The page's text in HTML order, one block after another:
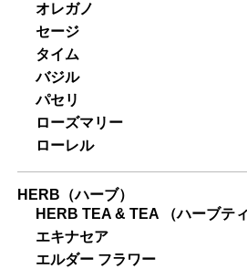
オレガノ
セージ
タイム
バジル
パセリ
ローズマリー
ローレル
HERB（ハーブ）
HERB TEA & TEA （ハーブテ
エキナセア
エルダー フラワー